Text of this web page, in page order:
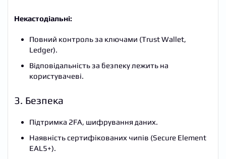
Некастодіальні:
Повний контроль за ключами (Trust Wallet,
Ledger).
Відповідальність за безпеку лежить на
користувачеві.
3. Безпека
Підтримка 2FA, шифрування даних.
Наявність сертифікованих чипів (Secure Element
EAL5+).